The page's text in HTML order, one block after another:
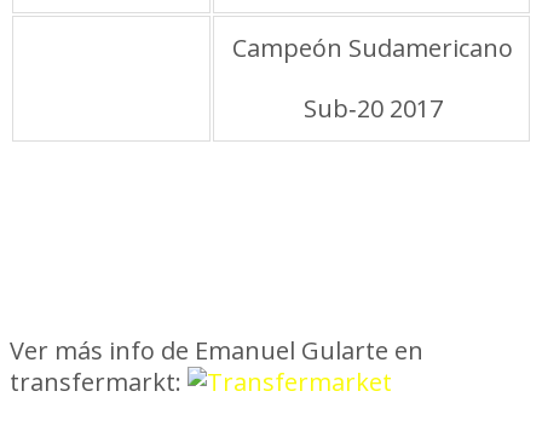
Campeón Sudamericano
Sub‑20 2017
Ver más info de Emanuel Gularte en
transfermarkt: